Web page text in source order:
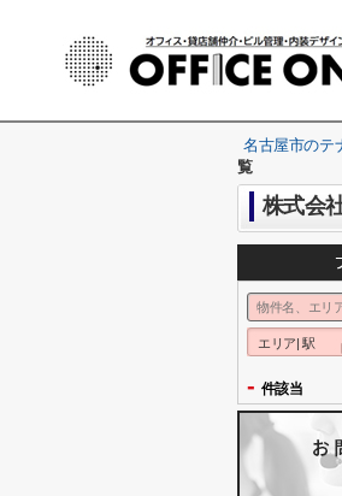
名古屋市のテ
覧
株式会
エリア| 駅
- 件該当